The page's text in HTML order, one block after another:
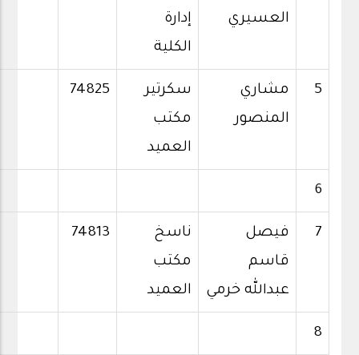
العسيري
إدارة
الكلية
5
مشاري
المنصور
سكرتير
مكتب
العميد
74825
6
7
فيصل
قاسم
عبدالله خرمي
ناسخ
مكتب
العميد
74813
8